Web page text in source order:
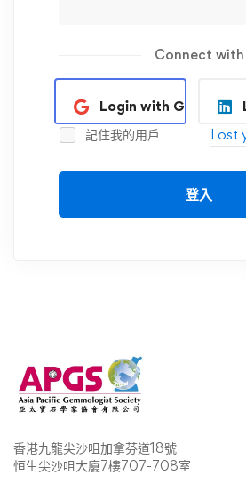
Connect with
Login with Google
記住我的用戶
Lost
登入
香港九龍尖沙咀加拿芬道18號
恒生尖沙咀大廈7樓707-708室